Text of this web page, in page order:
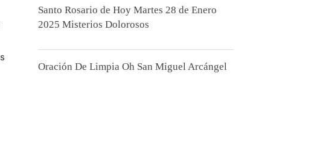
Santo Rosario de Hoy Martes 28 de Enero
2025 Misterios Dolorosos
Oración De Limpia Oh San Miguel Arcángel